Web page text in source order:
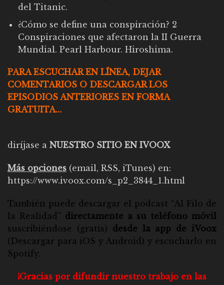
del Titanic.
¿Cómo se define una conspiración? 2
Conspiraciones que afectaron la II Guerra
Mundial. Pearl Harbour. Hiroshima.
PARA ESCUCHAR EN LÍNEA, DEJAR
COMENTARIOS O DESCARGAR LOS
EPISODIOS ANTERIORES EN FORMA
GRATUITA…
diríjase a NUESTRO SITIO EN IVOOX
Más opciones (email, RSS, iTunes) en:
https://www.ivoox.com/s_p2_3844_1.html
También puede descargar el podcast “Al Filo de
la Realidad” directamente a su teléfono móvil
suscribiéndose (gratis) desde la app de iVoox
(Descargar para iOS y Android ) y escucharlo en
Spotify.
¡Gracias por difundir nuestro trabajo en las